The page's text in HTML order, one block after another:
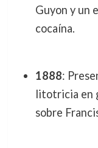
Guyon y un
cocaína.
1888:
litotricia en
sobre